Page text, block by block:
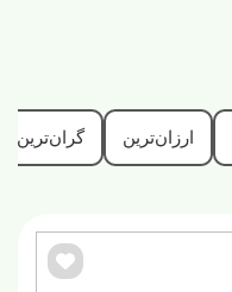
ارزان‌ترین گران‌ترین